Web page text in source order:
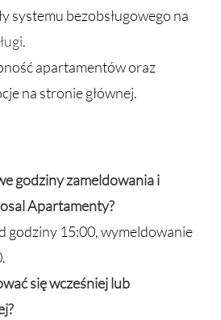
systemu bezobsługowego na
.
apartamentów oraz
na stronie głównej.
godziny zameldowania i
Apartamenty?
godziny 15:00, wymeldowanie
się wcześniej lub